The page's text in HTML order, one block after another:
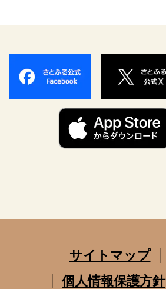
サイトマップ
個人情報保護方針